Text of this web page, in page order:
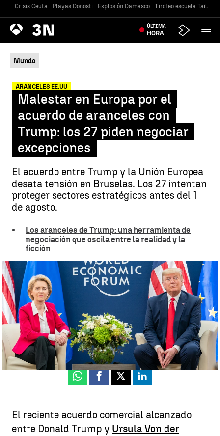
Crisis Ceuta Playas Donosti Explosión Damasco Tiroteo escuela
Antena
3 Noticias ÚLTIMA
HORA
Mundo
ARANCELES EE.UU
Malestar en Europa por el
acuerdo de aranceles con
Trump: los 27 piden negociar
excepciones
El acuerdo entre Trump y la Unión Europea
desata tensión en Bruselas. Los 27 intentan
proteger sectores estratégicos antes del 1
de agosto.
Los aranceles de Trump: una herramienta de
negociación que oscila entre la realidad y la
ficción
Malestar en Europa por el acuerdo de aranceles con Trump: los 27
piden negociar excepciones |Europa Press
Elena Basanta
Publicado: 29 de julio de 2025, 21:39
Whatsapp
Facebook
X Linkedin
El reciente acuerdo comercial alcanzado
entre Donald Trump y Ursula Von der